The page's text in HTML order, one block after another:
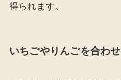
得られます。
いちごやりんごを合わ